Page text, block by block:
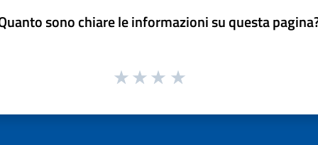
sono chiare le informazioni su questa